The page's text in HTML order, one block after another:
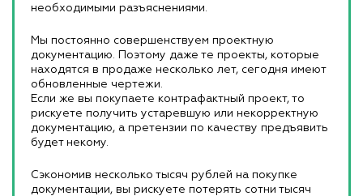
необходимыми разъяснениями.
Мы постоянно совершенствуем проектную
документацию. Поэтому даже те проекты, которые
находятся в продаже несколько лет, сегодня имеют
обновленные чертежи.
Если же вы покупаете контрафактный проект, то
рискуете получить устаревшую или некорректную
документацию, а претензии по качеству предъявить
будет некому.
Сэкономив несколько тысяч рублей на покупке
документации, вы рискуете потерять сотни тысяч